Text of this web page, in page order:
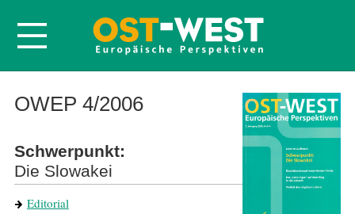
Startseite
Volltexte
Probeheft
Nachbestellen
OWEP 4/2006
Schwerpunkt:
Die Slowakei
Editorial